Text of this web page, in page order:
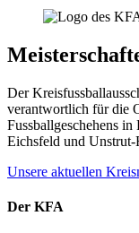
Der
verantwortlich für die
Fussballgeschehens
Eichsfeld und
Unsere aktuellen
Der KFA